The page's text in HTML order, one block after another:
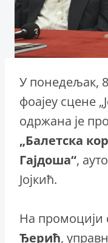
У понедељак,
фоајеу сцене
одржана је
„Балетска
Гајдоша“,
Јојкић.
На промоцији
Ђерић,